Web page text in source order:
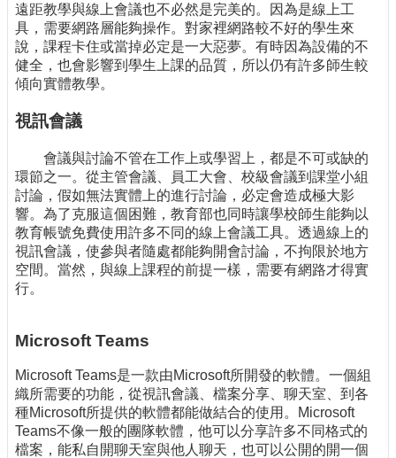
報
導
技
術
壇
業
專
欄
遠距教學與線上會議也不必然是完美的。因為是線上工
具，需要網路層能夠操作。對家裡網路較不好的學生來
說，課程卡住或當掉必定是一大惡夢。有時因為設備的不
健全，也會影響到學生上課的品質，所以仍有許多師生較
傾向實體教學。
視訊會議
會議與討論不管在工作上或學習上，都是不可或缺的
環節之一。從主管會議、員工大會、校級會議到課堂小組
討論，假如無法實體上的進行討論，必定會造成極大影
響。為了克服這個困難，教育部也同時讓學校師生能夠以
教育帳號免費使用許多不同的線上會議工具。透過線上的
視訊會議，使參與者隨處都能夠開會討論，不拘限於地方
空間。當然，與線上課程的前提一樣，需要有網路才得實
行。
Microsoft Teams
Microsoft Teams是一款由Microsoft所開發的軟體。一個組
織所需要的功能，從視訊會議、檔案分享、聊天室、到各
種Microsoft所提供的軟體都能做結合的使用。Microsoft
Teams不像一般的團隊軟體，他可以分享許多不同格式的
檔案，能私自開聊天室與他人聊天，也可以公開的開一個